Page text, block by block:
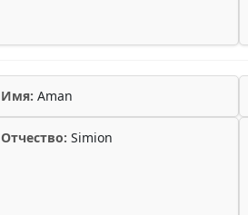
Имя: Aman
Отчество: Simion